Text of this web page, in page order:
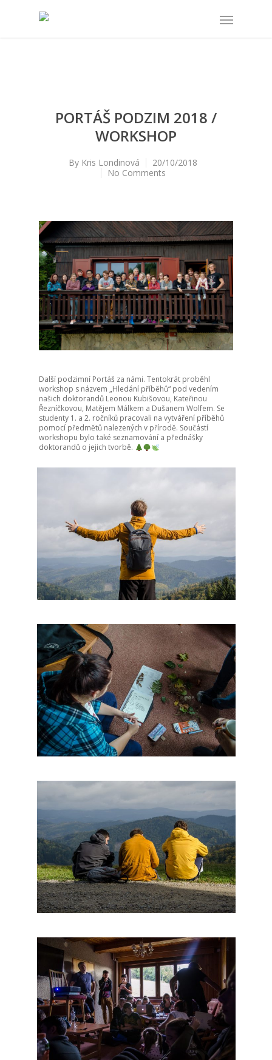
PORTÁŠ PODZIM 2018 /
WORKSHOP
By Kris Londinová
20/10/2018
No Comments
Další podzimní Portáš za námi. Tentokrát proběhl
workshop s názvem „Hledání příběhů“ pod vedením
našich doktorandů Leonou Kubišovou, Kateřinou
Řezníčkovou, Matějem Málkem a Dušanem Wolfem. Se
studenty 1. a 2. ročníků pracovali na vytváření příběhů
pomocí předmětů nalezených v přírodě. Součástí
workshopu bylo také seznamování a přednášky
doktorandů o jejich tvorbě.